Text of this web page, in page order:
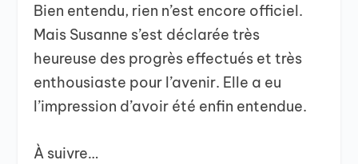
Bien entendu, rien n’est encore officiel.
Mais Susanne s’est déclarée très
heureuse des progrès effectués et très
enthousiaste pour l’avenir. Elle a eu
l’impression d’avoir été enfin entendue.
À suivre…